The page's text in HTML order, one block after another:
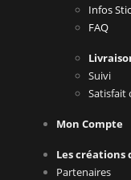
Infos
FAQ
Suivi
Satisfait
Mon Compte
Les créations
Partenaires